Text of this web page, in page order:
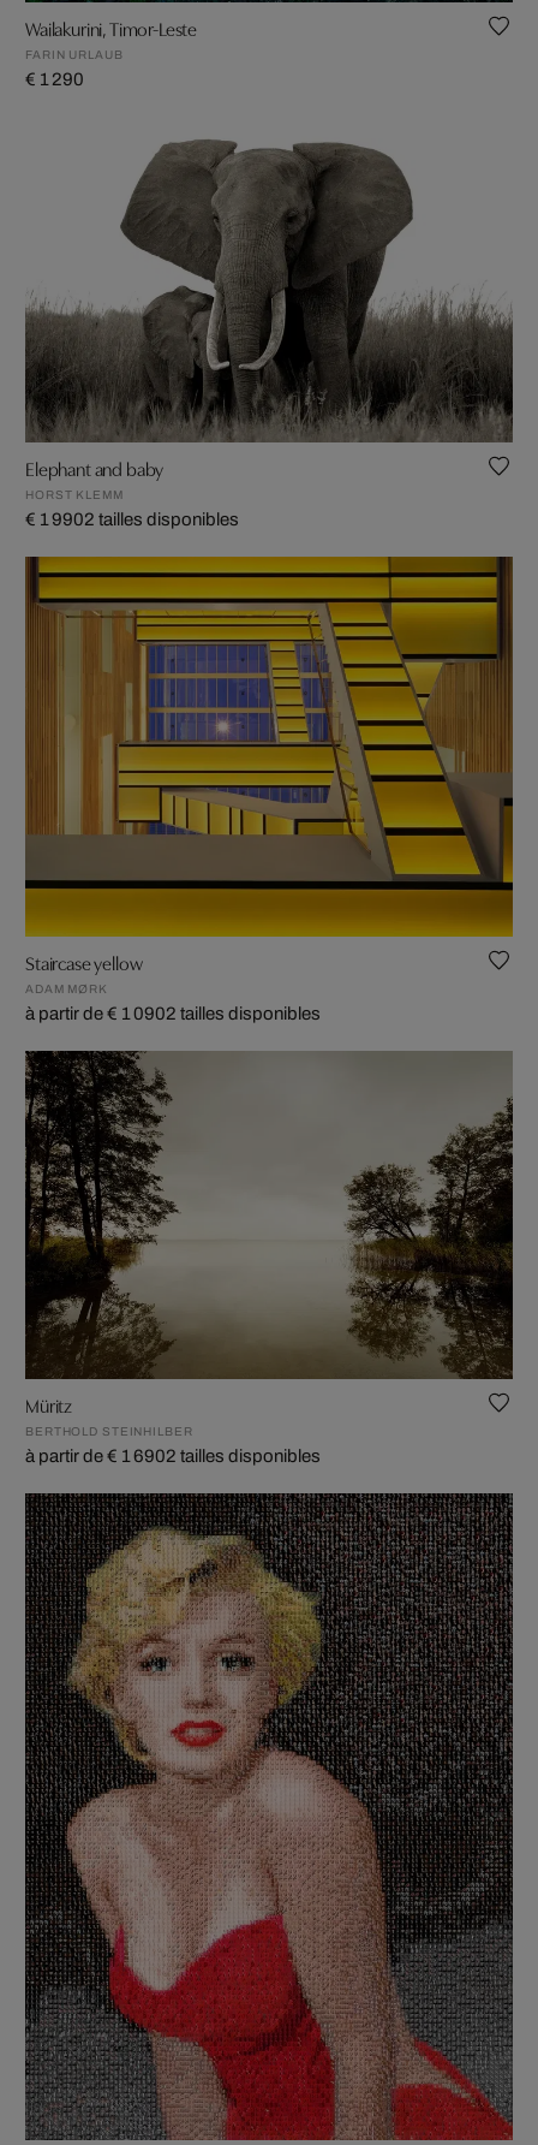
Wailakurini, Timor-Leste
FARIN URLAUB
€ 1 290
Elephant and baby
HORST KLEMM
€ 1 9902 tailles disponibles
Staircase yellow
ADAM MØRK
à partir de € 1 0902 tailles disponibles
Müritz
BERTHOLD STEINHILBER
à partir de € 1 6902 tailles disponibles